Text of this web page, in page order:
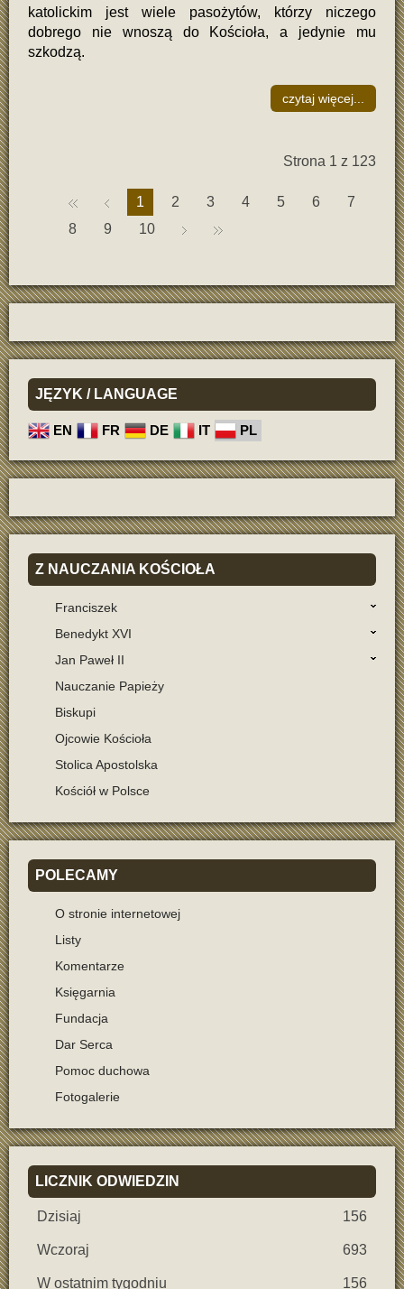
katolickim jest wiele pasożytów, którzy niczego
dobrego nie wnoszą do Kościoła, a jedynie mu
szkodzą.
czytaj więcej...
Strona 1 z 123
1 2 3 4 5 6
7
8
9 10
JĘZYK / LANGUAGE
EN FR DE IT PL
Z NAUCZANIA KOŚCIOŁA
Franciszek
Benedykt XVI
Jan Paweł II
Nauczanie Papieży
Biskupi
Ojcowie Kościoła
Stolica Apostolska
Kościół w Polsce
POLECAMY
O stronie internetowej
Listy
Komentarze
Księgarnia
Fundacja
Dar Serca
Pomoc duchowa
Fotogalerie
LICZNIK ODWIEDZIN
Dzisiaj 156
Wczoraj 693
W ostatnim tygodniu 156